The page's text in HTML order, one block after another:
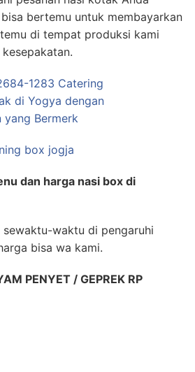
bertemu untuk membayarkan
di tempat produksi kami
dan harga nasi box di
waktu di pengaruhi
bisa wa kami.
PENYET / GEPREK RP